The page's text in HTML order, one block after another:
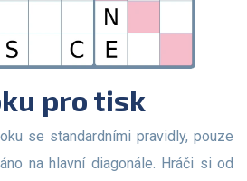
pro tisk
na hlavní diagonále. Hráči si od